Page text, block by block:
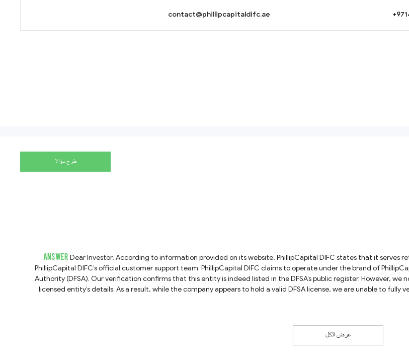
contact@phillipcapitaldifc.ae
طرح سؤالا
ANSWER Dear Investor, According to information provided on its website, PhillipCapital DIFC states that it serves retail clients. For additional trading details, we suggest confirming directly with
PhillipCapital DIFC’s official customer support team. PhillipCapital DIFC claims to operate under the brand of PhillipCapital (DIFC) Private Limited, which is regulated by the Dubai Financial Services
Authority (DFSA). Our verification confirms that this entity is indeed listed in the DFSA’s public register. However, we note that the official DFSA register does not include the website URL under the
licensed entity’s details. As a result, while the company appears to hold a valid DFSA license, we are unable to
عرض الكل